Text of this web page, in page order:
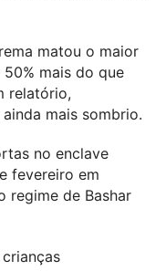
matou o maior
mais do que
relatório,
mais sombrio.
no enclave
fevereiro em
regime de Bashar